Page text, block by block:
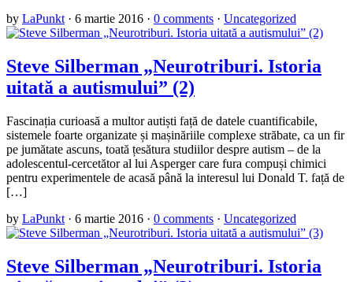
by LaPunkt · 6 martie 2016 · 0 comments · Uncategorized
Steve Silberman „Neurotriburi. Istoria
uitată a autismului” (2)
Fascinația curioasă a multor autiști față de datele cuantificabile,
sistemele foarte organizate și mașinăriile complexe străbate, ca un fir
pe jumătate ascuns, toată țesătura studiilor despre autism – de la
adolescentul-cercetător al lui Asperger care fura compuși chimici
pentru experimentele de acasă până la interesul lui Donald T. față de
[…]
by LaPunkt · 6 martie 2016 · 0 comments · Uncategorized
Steve Silberman „Neurotriburi. Istoria